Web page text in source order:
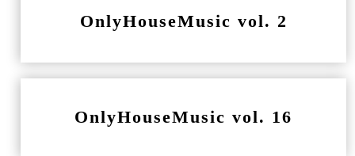
OnlyHouseMusic vol. 2
OnlyHouseMusic vol. 16